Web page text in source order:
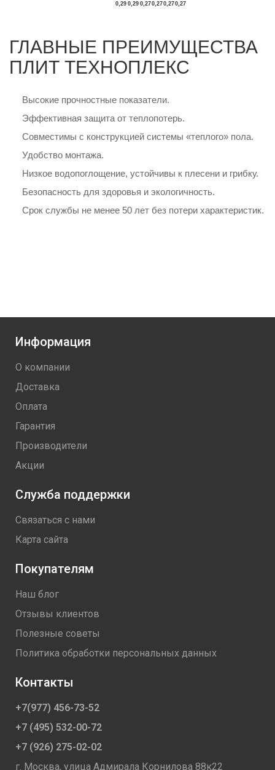
0,29 0,29 0,270,270,270,27
ГЛАВНЫЕ ПРЕИМУЩЕСТВА
ПЛИТ ТЕХНОПЛЕКС
Высокие прочностные показатели.
Эффективная защита от теплопотерь.
Совместимы с конструкцией системы «теплого» пола.
Удобство монтажа.
Низкое водопоглощение, устойчивы к плесени и грибку.
Безопасность для здоровья и экологичность.
Срок службы не менее 50 лет без потери характеристик.
Информация
О компании
Доставка
Оплата
Гарантия
Производители
Акции
Служба поддержки
Связаться с нами
Карта сайта
Покупателям
Наш блог
Отзывы клиентов
Полезные советы
Политика обработки персональных данных
Контакты
+7(977) 456-73-52
+7 (495) 532-00-72
+7 (926) 275-02-02
г. Москва, улица Адмирала Корнилова 88к22